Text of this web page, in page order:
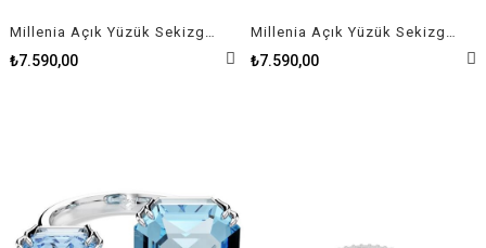
Millenia Açık Yüzük Sekizgen kesim, Mavi, Rodyum kaplama 55 Size
₺7.590,00
Millenia Açık Yüzük Sekizgen kesim, Mavi, Rodyum kaplama 52 Size
₺7.590,00